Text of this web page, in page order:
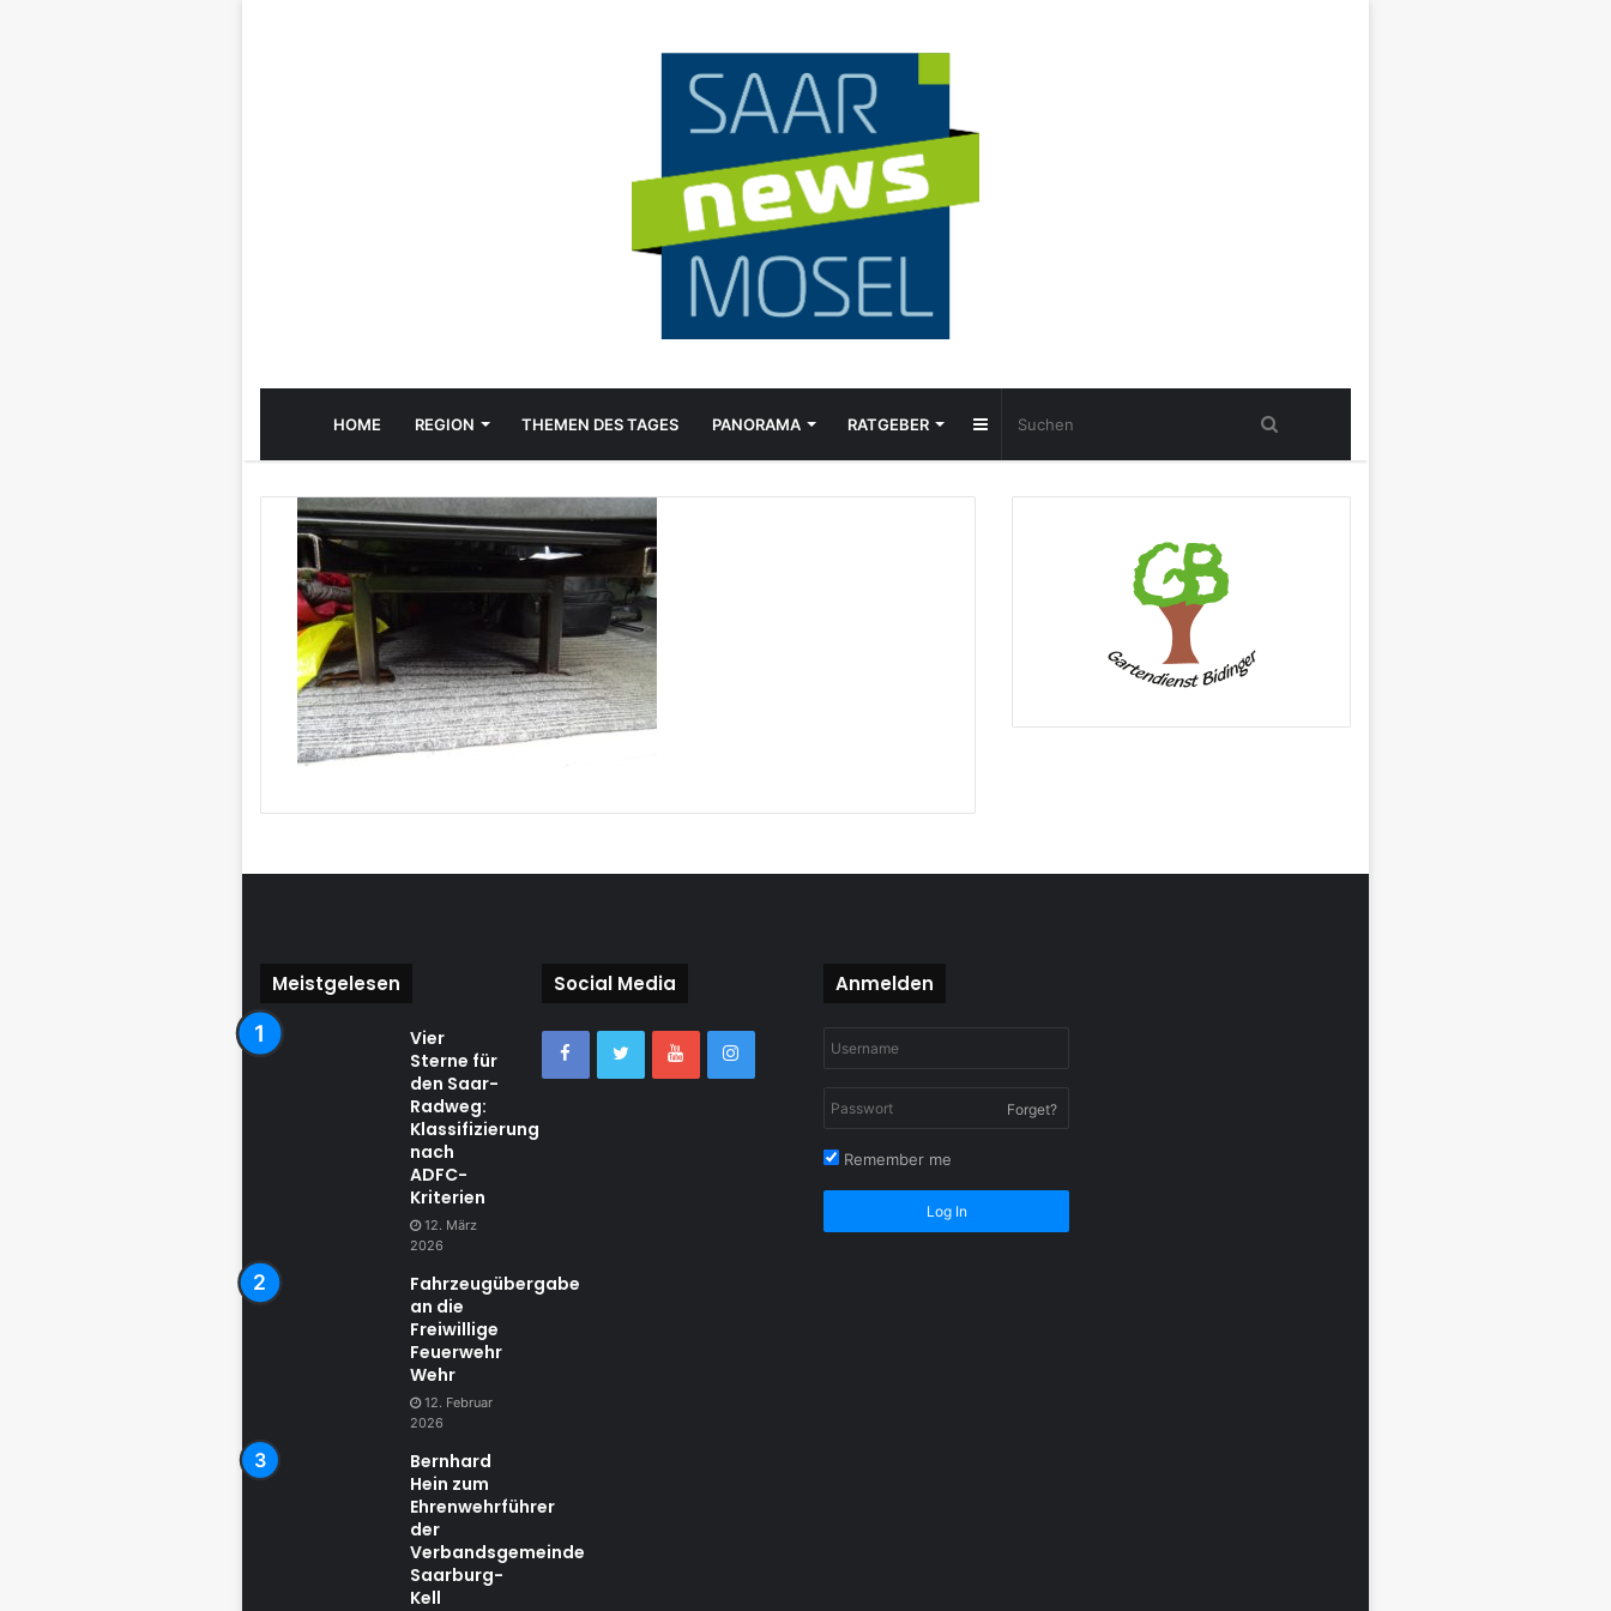
HOME REGION THEMEN DES TAGES PANORAMA RATGEBER Sidebar
Meistgelesen
Vier
Sterne für
den Saar-
Radweg:
Klassifizierung
nach
ADFC-
Kriterien
12. März
2026
Fahrzeugübergabe
an die
Freiwillige
Feuerwehr
Wehr
12. Februar
2026
Bernhard
Hein zum
Ehrenwehrführer
der
Verbandsgemeinde
Saarburg-
Kell
Social Media Anmelden
Forget?
Remember me
Log In